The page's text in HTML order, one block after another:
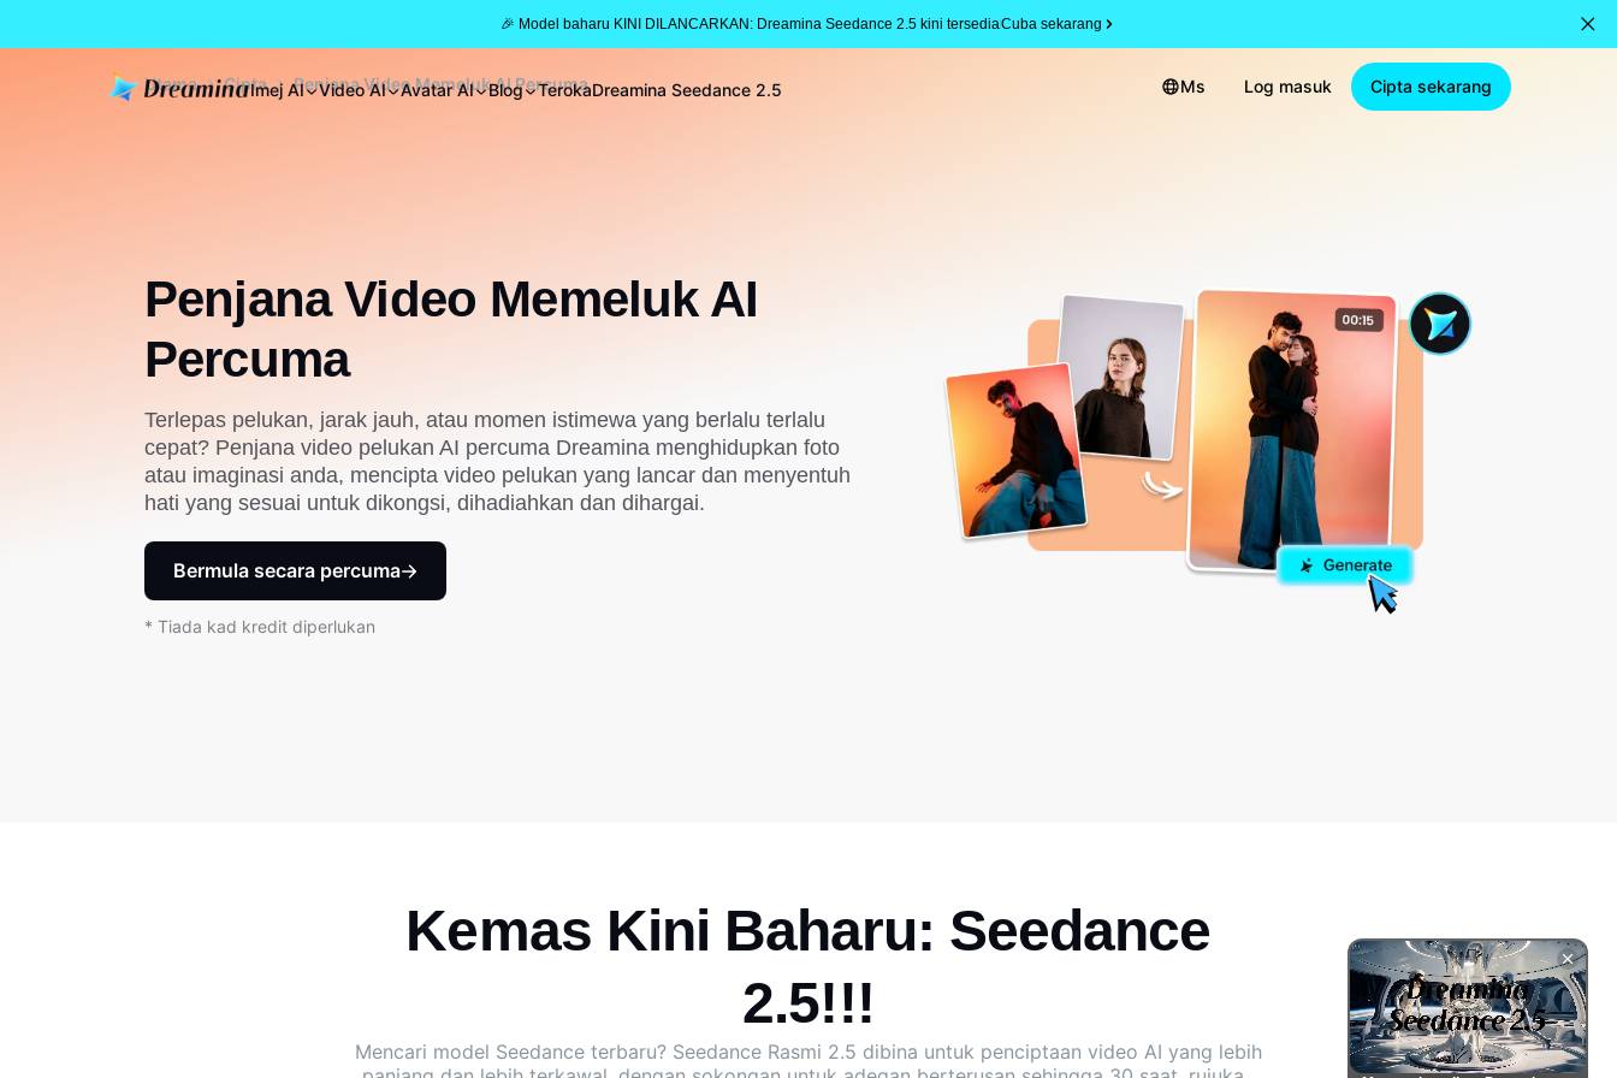
🎉 Model baharu KINI DILANCARKAN: Dreamina Seedance 2.5 kini tersediaCuba sekarang
Imej AI Video AI Avatar AI Blog TerokaDreamina Seedance 2.5 Ms Log masuk Cipta sekarang
Utama Cipta Penjana Video Memeluk AI Percuma
Penjana Video Memeluk AI
Percuma
Terlepas pelukan, jarak jauh, atau momen istimewa yang berlalu terlalu
cepat? Penjana video pelukan AI percuma Dreamina menghidupkan foto
atau imaginasi anda, mencipta video pelukan yang lancar dan menyentuh
hati yang sesuai untuk dikongsi, dihadiahkan dan dihargai.
Bermula secara percuma
* Tiada kad kredit diperlukan
Kemas Kini Baharu: Seedance
2.5!!!
Mencari model Seedance terbaru? Seedance Rasmi 2.5 dibina untuk penciptaan video AI yang lebih